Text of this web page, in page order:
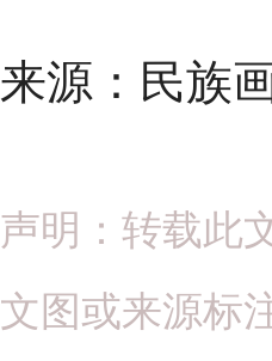
来源：民族
声明：转载此
文图或来源标